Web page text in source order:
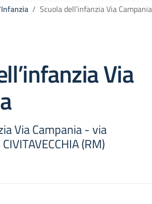
Scuola dell’infanzia Via Campania
Via
Via Campania - via
(RM)